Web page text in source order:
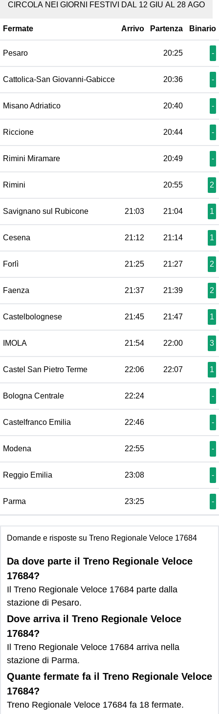
CIRCOLA NEI GIORNI FESTIVI DAL 12 GIU AL 28 AGO
Fermate Arrivo Partenza Binario
Pesaro 20:25 -
Cattolica-San Giovanni-Gabicce 20:36 -
Misano Adriatico 20:40 -
Riccione 20:44 -
Rimini Miramare 20:49 -
Rimini 20:55 2
Savignano sul Rubicone 21:03 21:04 1
Cesena 21:12 21:14 1
Forlì 21:25 21:27 2
Faenza 21:37 21:39 2
Castelbolognese 21:45 21:47 1
IMOLA 21:54 22:00 3
Castel San Pietro Terme 22:06 22:07 1
Bologna Centrale 22:24 -
Castelfranco Emilia 22:46 -
Modena 22:55 -
Reggio Emilia 23:08 -
Parma 23:25 -
Domande e risposte su Treno Regionale Veloce 17684
Da dove parte il Treno Regionale Veloce
17684?
Il Treno Regionale Veloce 17684 parte dalla
stazione di Pesaro.
Dove arriva il Treno Regionale Veloce
17684?
Il Treno Regionale Veloce 17684 arriva nella
stazione di Parma.
Quante fermate fa il Treno Regionale Veloce
17684?
Treno Regionale Veloce 17684 fa 18 fermate.